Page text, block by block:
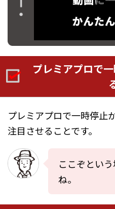
プレミアプロで
プレミアプロで一時停止
注目させることです。
ここぞとい
ね。